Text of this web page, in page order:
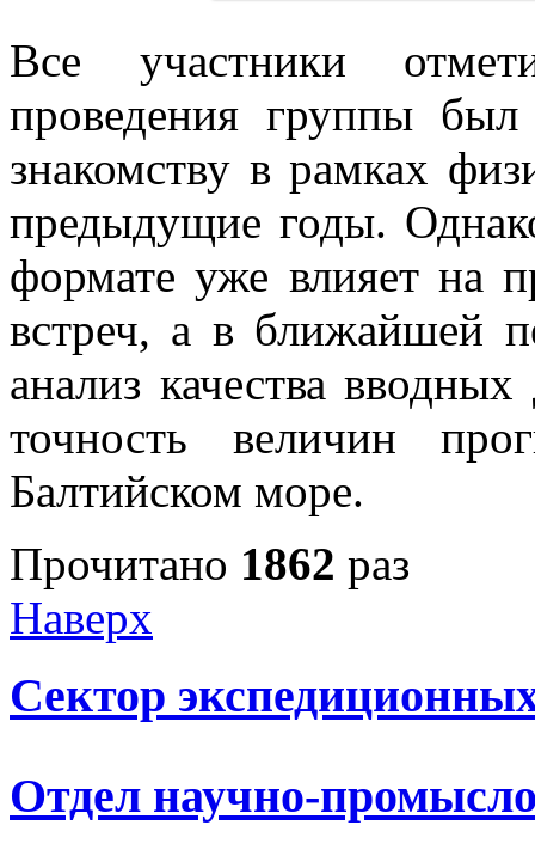
Все участники
проведения группы
знакомству в рамках
предыдущие годы.
формате уже влияет на
встреч, а в ближайшей
анализ качества
точность величин
Балтийском море.
Прочитано 1862 раз
Наверх
Сектор
Отдел научно-